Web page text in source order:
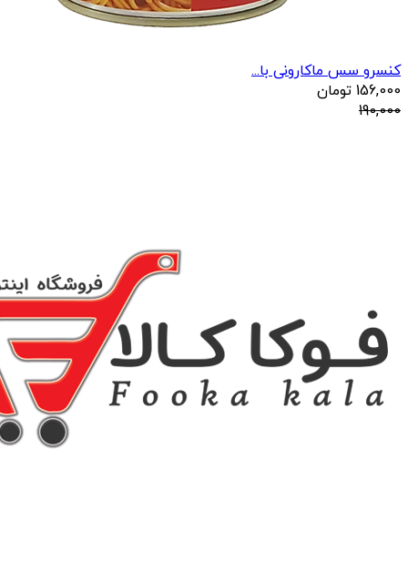
کنسرو سس ماکارونی با...
156,000 تومان
190,000